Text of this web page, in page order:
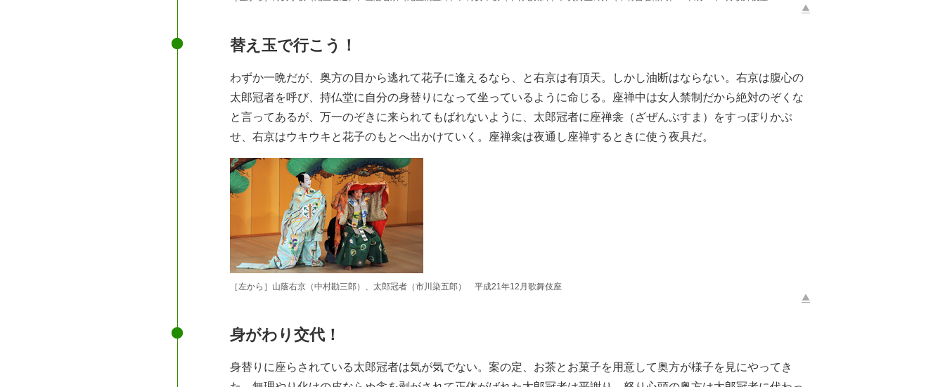
替え玉で行こう！
わずか一晩だが、奥方の目から逃れて花子に逢えるなら、と右京は有頂天。しかし油断はならない。右京は腹心の
太郎冠者を呼び、持仏堂に自分の身替りになって坐っているように命じる。座禅中は女人禁制だから絶対のぞくな
と言ってあるが、万一のぞきに来られてもばれないように、太郎冠者に座禅衾（ざぜんぶすま）をすっぽりかぶ
せ、右京はウキウキと花子のもとへ出かけていく。座禅衾は夜通し座禅するときに使う夜具だ。
［左から］山蔭右京（中村勘三郎）、太郎冠者（市川染五郎） 平成21年12月歌舞伎座
身がわり交代！
身替りに座らされている太郎冠者は気が気でない。案の定、お茶とお菓子を用意して奥方が様子を見にやってき